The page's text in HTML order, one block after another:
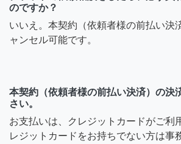
のですか？
いいえ。本契約（依頼者様の前払い決
ャンセル可能です。
本契約（依頼者様の前払い決済）の決
さい。
お支払いは、クレジットカードがご利
レジットカードをお持ちでない方は事